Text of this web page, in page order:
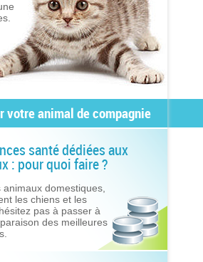
votre animal de compagnie
santé dédiées aux
: pour quoi faire ?
animaux domestiques,
les chiens et les
pas à passer à
des meilleures